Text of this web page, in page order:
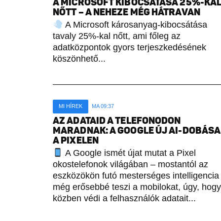
A MICROSOFT KIBOCSÁTÁSA 25%-
NŐTT – A NEHEZE MÉG HÁTRAVAN
A Microsoft károsanyag-kibocsátása
tavaly 25%-kal nőtt, ami főleg az
adatközpontok gyors terjeszkedésének
köszönhető...
MI HÍREK MA 09:37
AZ ADATAID A TELEFONODON
MARADNAK: A GOOGLE ÚJ AI-DOBÁSA
A PIXELEN
A Google ismét újat mutat a Pixel
okostelefonok világában – mostantól az
eszközökön futó mesterséges intelligencia
még erősebbé teszi a mobilokat, úgy, hogy
közben védi a felhasználók adatait...